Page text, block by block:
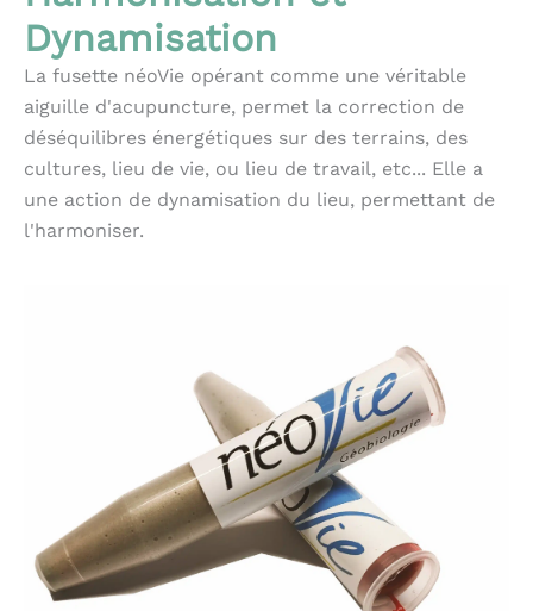
Dynamisation
La fusette néoVie opérant comme une véritable
aiguille d'acupuncture, permet la correction de
déséquilibres énergétiques sur des terrains, des
cultures, lieu de vie, ou lieu de travail, etc... Elle a
une action de dynamisation du lieu, permettant de
l'harmoniser.